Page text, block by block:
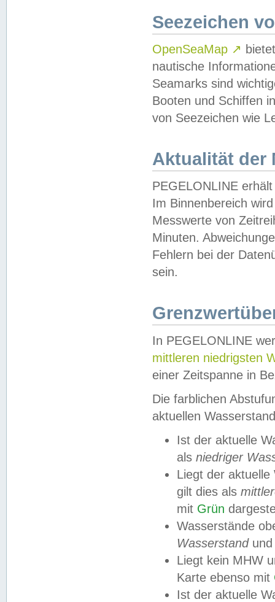
Seezeichen
OpenSeaMap ↗
nautische
Seamarks sind
Booten und Schiffen
von Seezeichen wie
Aktualität der
PEGELONLINE
Im Binnenbereich
Messwerte von
Minuten.
Fehlern bei der
sein.
In PEGELONLINE
mittleren niedrigsten
einer Zeitspanne in
Die farblichen
aktuellen
Ist der aktuelle
als niedriger
Liegt der
gilt dies als
mit Grün
Wasserstände
Wasserstandund
Liegt kein MHW
Karte ebenso mit
Ist der aktuelle